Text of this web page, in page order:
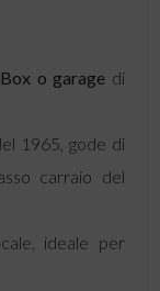
Box o garage di
1965, gode di
carraio del
ideale per